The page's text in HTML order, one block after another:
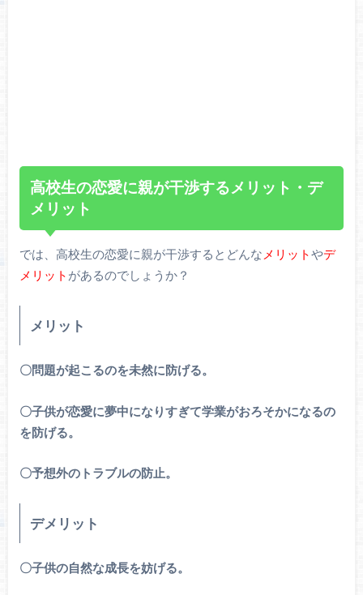
高校生の恋愛に親が干渉するメリット・デ
メリット
では、高校生の恋愛に親が干渉するとどんな メリットやデ
メリット があるのでしょうか？
メリット
〇問題が起こるのを未然に防げる。
〇子供が恋愛に夢中になりすぎて学業がおろそかになるの
を防げる。
〇予想外のトラブルの防止。
デメリット
〇子供の自然な成長を妨げる。